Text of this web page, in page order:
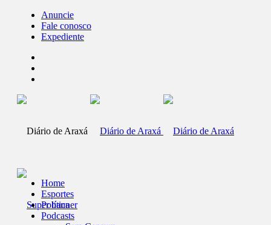
Anuncie
Fale conosco
Expediente
Home
Esportes
Política
Podcasts